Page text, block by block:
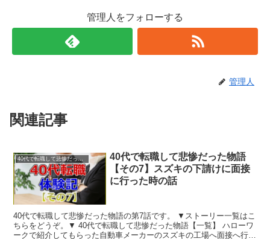
管理人をフォローする
管理人
関連記事
40代で転職して悲惨だった物語
40代で転職して悲惨だった物語
【その7】スズキの下請けに面接
に行った時の話
40代で転職して悲惨だった物語の第7話です。 ▼ストーリー一覧はこ
ちらをどうぞ。▼ 40代で転職して悲惨だった物語【一覧】 ハローワ
ークで紹介してもらった自動車メーカーのスズキの工場へ面接へ行く